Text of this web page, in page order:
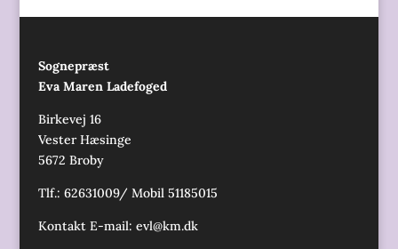
Sognepræst
Eva Maren Ladefoged
Birkevej 16
Vester Hæsinge
5672 Broby
Tlf.: 62631009/ Mobil 51185015
Kontakt E-mail: evl@km.dk